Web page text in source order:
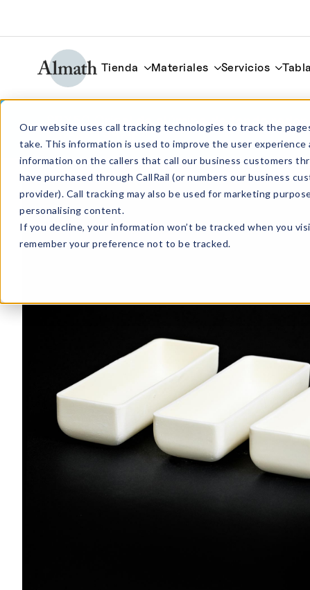
Our website uses call tracking technologies to track the
take. This information is used to improve the user
information on the callers that call our business customers
have purchased through CallRail (or numbers our business
provider). Call tracking may also be used for marketing
personalising content.
If you decline, your information won’t be tracked when you
remember your preference not to be tracked.
Tienda Materiales Servicios
SRX50 Crisol de alúmina de fondo
barcos 195ml